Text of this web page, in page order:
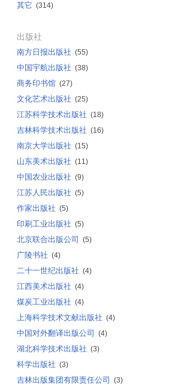
其它 (314)
出版社
南方日报出版社 (55)
中国宇航出版社 (38)
商务印书馆 (27)
文化艺术出版社 (25)
江苏科学技术出版社 (18)
吉林科学技术出版社 (16)
南京大学出版社 (15)
山东美术出版社 (11)
中国农业出版社 (9)
江苏人民出版社 (5)
作家出版社 (5)
印刷工业出版社 (5)
北京联合出版公司 (5)
广陵书社 (4)
二十一世纪出版社 (4)
江西美术出版社 (4)
煤炭工业出版社 (4)
上海科学技术文献出版社 (4)
中国对外翻译出版公司 (4)
湖北科学技术出版社 (3)
科学出版社 (3)
吉林出版集团有限责任公司 (3)